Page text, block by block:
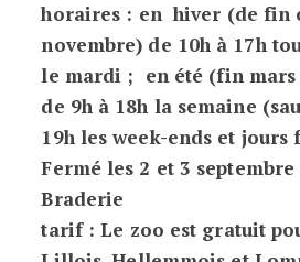
horaires : en hiver (de fin
novembre) de 10h à 17h
le mardi ; en été (fin
de 9h à 18h la semaine
19h les week-ends et jours
Fermé les 2 et 3
Braderie
tarif : Le zoo est gratuit